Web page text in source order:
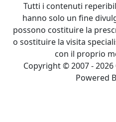
Tutti i contenuti
hanno solo un fine
possono costituire la
o sostituire la visita
con il proprio
Copyright © 2007 -
Powered